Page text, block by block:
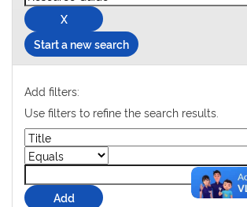
Start a new search
Add filters:
Use filters to refine the search results.